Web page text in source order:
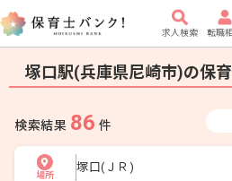
求人検索 転職
塚口駅(兵庫県尼崎市)の保
検索結果 86 件
場所
塚口(ＪＲ)